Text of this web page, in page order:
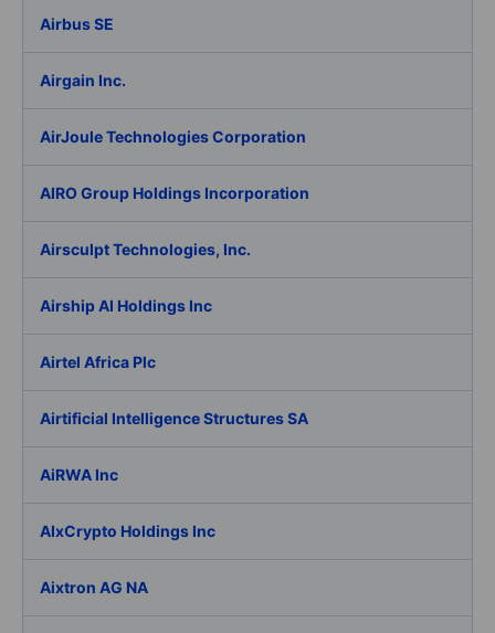
Airbus SE
Airgain Inc.
AirJoule Technologies Corporation
AIRO Group Holdings Incorporation
Airsculpt Technologies, Inc.
Airship AI Holdings Inc
Airtel Africa Plc
Airtificial Intelligence Structures SA
AiRWA Inc
AIxCrypto Holdings Inc
Aixtron AG NA